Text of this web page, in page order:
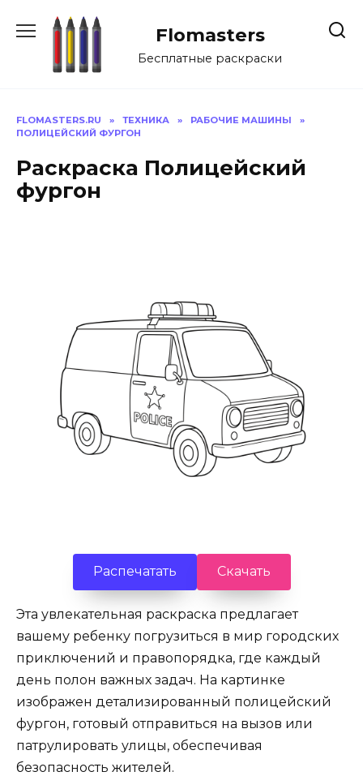
Flomasters
Бесплатные раскраски
FLOMASTERS.RU » ТЕХНИКА » РАБОЧИЕ МАШИНЫ
»
ПОЛИЦЕЙСКИЙ ФУРГОН
Раскраска Полицейский
фургон
Распечатать Скачать
Эта увлекательная раскраска предлагает
вашему ребенку погрузиться в мир городских
приключений и правопорядка, где каждый
день полон важных задач. На картинке
изображен детализированный полицейский
фургон, готовый отправиться на вызов или
патрулировать улицы, обеспечивая
безопасность жителей.